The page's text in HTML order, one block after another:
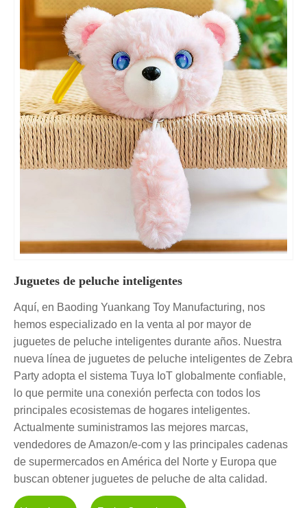
Juguetes de peluche inteligentes
Aquí, en Baoding Yuankang Toy Manufacturing, nos
hemos especializado en la venta al por mayor de
juguetes de peluche inteligentes durante años. Nuestra
nueva línea de juguetes de peluche inteligentes de Zebra
Party adopta el sistema Tuya IoT globalmente confiable,
lo que permite una conexión perfecta con todos los
principales ecosistemas de hogares inteligentes.
Actualmente suministramos las mejores marcas,
vendedores de Amazon/e-com y las principales cadenas
de supermercados en América del Norte y Europa que
buscan obtener juguetes de peluche de alta calidad.